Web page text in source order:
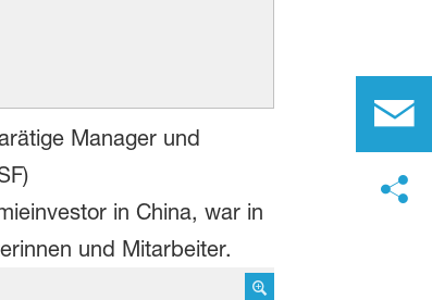
Manager und
in China, war in
und Mitarbeiter.